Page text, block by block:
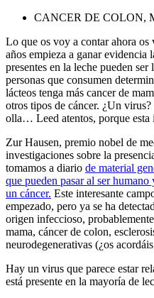
CANCER DE COLON,
Lo que os voy a contar ahora os
años empieza a ganar evidencia
presentes en la leche pueden ser
personas que consumen
lácteos tenga más cancer de
otros tipos de cáncer. ¿Un
olla… Leed atentos, porque esta
Zur Hausen, premio nobel de
investigaciones sobre la
tomamos a diario de material
que pueden pasar al ser
un cáncer. Este interesante
empezado, pero ya se ha
origen infeccioso,
mama, cáncer de colon,
neurodegenerativas (¿os
Hay un virus que parece estar
está presente en la mayoría de